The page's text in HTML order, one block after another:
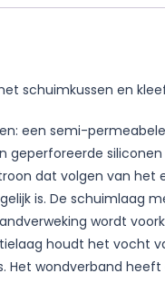
schuimkussen en
een semi-
geperforeerde
dat volgen van
is. De schuimlaag
wordt
houdt het vocht
Het wondverband